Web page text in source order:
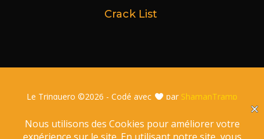
Crack List
Le Trinquero ©2026 - Codé avec par ShamanTramp